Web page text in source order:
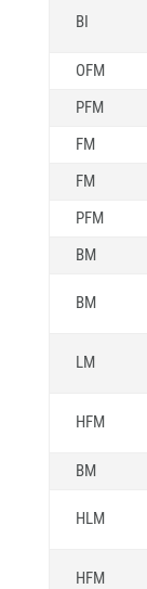
BI
OFM
PFM
FM
FM
PFM
BM
BM
LM
HFM
BM
HLM
HFM